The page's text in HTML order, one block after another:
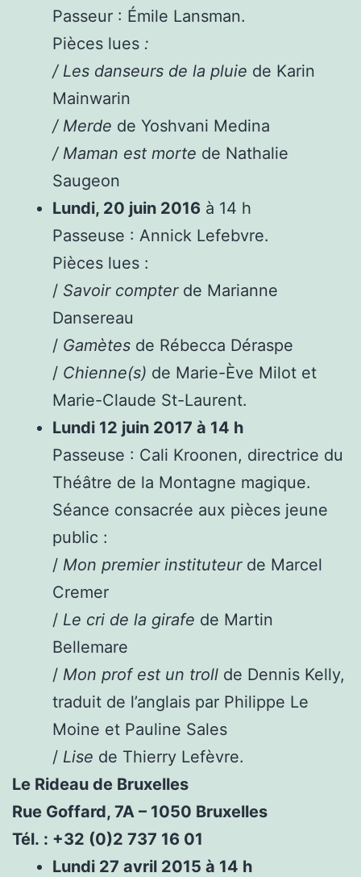
Passeur : Émile Lansman.
Pièces lues :
/ Les danseurs de la pluie de Karin
Mainwarin
/ Merde de Yoshvani Medina
/ Maman est morte de Nathalie
Saugeon
Lundi, 20 juin 2016 à 14 h
Passeuse : Annick Lefebvre.
Pièces lues :
/ Savoir compterde Marianne
Dansereau
/ Gamètes de Rébecca Déraspe
/ Chienne(s) de Marie-Ève Milot et
Marie-Claude St-Laurent.
Lundi 12 juin 2017 à 14 h
Passeuse : Cali Kroonen, directrice du
Théâtre de la Montagne magique.
Séance consacrée aux pièces jeune
public :
/ Mon premier instituteurde Marcel
Cremer
/ Le cri de la girafe de Martin
Bellemare
/ Mon prof est un troll de Dennis Kelly,
traduit de l’anglais par Philippe Le
Moine et Pauline Sales
/ Lise de Thierry Lefèvre.
Le Rideau de Bruxelles
Rue Goffard, 7A – 1050 Bruxelles
Tél. : +32 (0)2 737 16 01
Lundi 27 avril 2015 à 14 h